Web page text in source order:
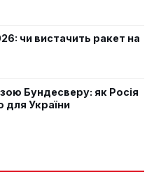
чи вистачить ракет на
Бундесверу: як Росія
для України